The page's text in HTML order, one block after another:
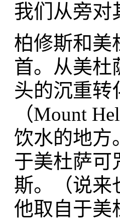
我们从旁对
柏修斯和美
首。从美杜
头的沉重转
（Mount
饮水的地方
于美杜萨可
斯。（说来
他取自于